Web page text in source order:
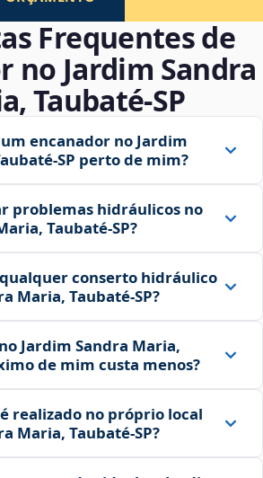
Frequentes de
no Jardim Sandra
Taubaté‑SP
encanador no Jardim
perto de mim?
problemas hidráulicos no
Taubaté‑SP?
conserto hidráulico
Maria, Taubaté‑SP?
Jardim Sandra Maria,
de mim custa menos?
realizado no próprio local
Maria, Taubaté‑SP?